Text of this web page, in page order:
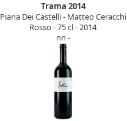
Trama 2014
Piana Dei Castelli - Matteo Ceracchi
Rosso - 75 cl - 2014
nn -